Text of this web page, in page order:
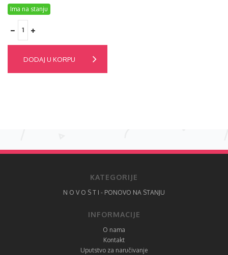
Ima na stanju
DODAJ U KORPU
KATEGORIJE
N O V O S T I - PONOVO NA STANJU
INFORMACIJE
O nama
Kontakt
Uputstvo za naručivanje